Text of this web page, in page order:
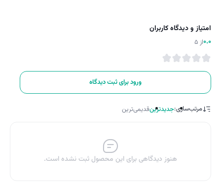
امتیاز و دیدگاه کاربران
0.0از 5
ورود برای ثبت دیدگاه
مرتب‌سازی:جدیدترینقدیمی‌ترین
هنوز دیدگاهی برای این محصول ثبت نشده است.